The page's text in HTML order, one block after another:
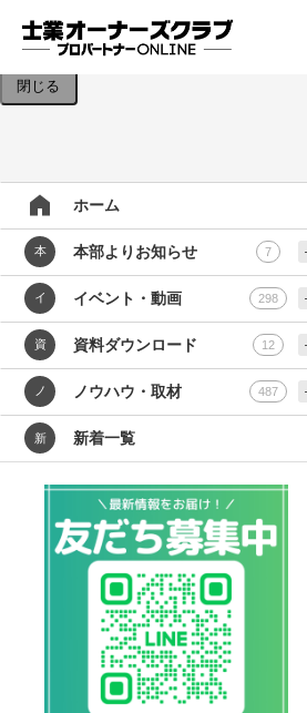
検索条件を入力してください。
閉じる
ホーム
本 本部よりお知らせ 7
イ イベント・動画 298
資 資料ダウンロード 12
ノ ノウハウ・取材 487
新 新着一覧